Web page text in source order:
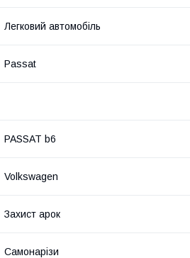
Легковий автомобіль
Passat
PASSAT b6
Volkswagen
Захист арок
Самонарізи